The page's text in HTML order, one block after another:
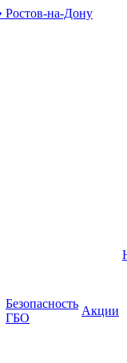
Безопасность
ГБО
Акции